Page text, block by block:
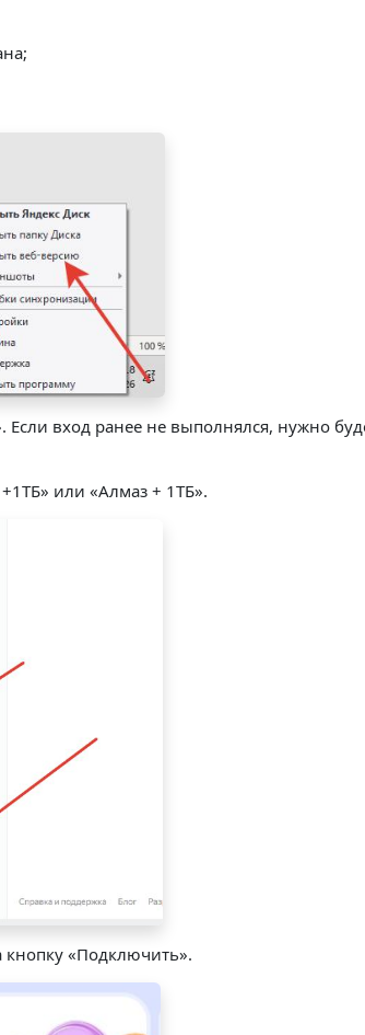
Если вход ранее не выполнялся, нужно
или «Алмаз + 1ТБ».
«Подключить».